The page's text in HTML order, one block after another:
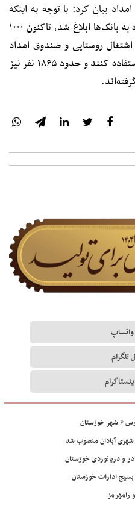
بیان کرد: با توجه به اینکه
اعتبارات بودجه امسال از مردادماه به بانک‌ها ابلاغ شد، تاکنون ۱۰۰۰
روستایی و صندوق امداد
ولایت با اعتبار ۲۱ میلیارد تومان استفاده کنند و حدود ۱۸۶۵ نفر نیز
تلگرام
شهری آبادان منصوب شد
و دریانوردی خوزستان
ادارات خوزستان